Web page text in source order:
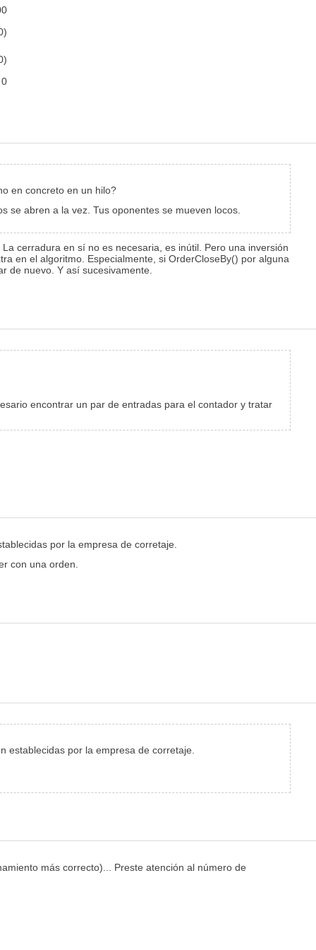
0
en concreto en un hilo?
se abren a la vez. Tus oponentes se mueven locos.
cerradura en sí no es necesaria, es inútil. Pero una inversión
en el algoritmo. Especialmente, si OrderCloseBy() por alguna
de nuevo. Y así sucesivamente.
encontrar un par de entradas para el contador y tratar
por la empresa de corretaje.
con una orden.
establecidas por la empresa de corretaje.
más correcto)... Preste atención al número de